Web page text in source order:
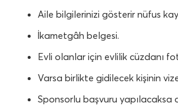
Aile bilgilerinizi gösterir nüfus
İkametgâh belgesi.
Evli olanlar için evlilik cüzdanı
Varsa birlikte gidilecek kişinin
Sponsorlu başvuru yapılacaksa